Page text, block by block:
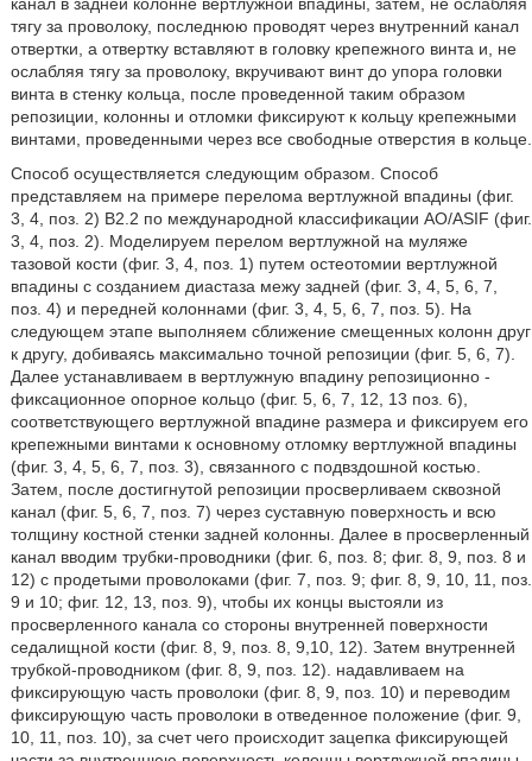
тягу за проволоку, последнюю проводят через внутренний канал
отвертки, а отвертку вставляют в головку крепежного винта и, не
ослабляя тягу за проволоку, вкручивают винт до упора головки
винта в стенку кольца, после проведенной таким образом
репозиции, колонны и отломки фиксируют к кольцу крепежными
винтами, проведенными через все свободные отверстия в кольце.
Способ осуществляется следующим образом. Способ
представляем на примере перелома вертлужной впадины (фиг.
3, 4, поз. 2) В2.2 по международной классификации AO/ASIF (фиг.
3, 4, поз. 2). Моделируем перелом вертлужной на муляже
тазовой кости (фиг. 3, 4, поз. 1) путем остеотомии вертлужной
впадины с созданием диастаза межу задней (фиг. 3, 4, 5, 6, 7,
поз. 4) и передней колоннами (фиг. 3, 4, 5, 6, 7, поз. 5). На
следующем этапе выполняем сближение смещенных колонн друг
к другу, добиваясь максимально точной репозиции (фиг. 5, 6, 7).
Далее устанавливаем в вертлужную впадину репозиционно -
фиксационное опорное кольцо (фиг. 5, 6, 7, 12, 13 поз. 6),
соответствующего вертлужной впадине размера и фиксируем его
крепежными винтами к основному отломку вертлужной впадины
(фиг. 3, 4, 5, 6, 7, поз. 3), связанного с подвздошной костью.
Затем, после достигнутой репозиции просверливаем сквозной
канал (фиг. 5, 6, 7, поз. 7) через суставную поверхность и всю
толщину костной стенки задней колонны. Далее в просверленный
канал вводим трубки-проводники (фиг. 6, поз. 8; фиг. 8, 9, поз. 8 и
12) с продетыми проволоками (фиг. 7, поз. 9; фиг. 8, 9, 10, 11, поз.
9 и 10; фиг. 12, 13, поз. 9), чтобы их концы выстояли из
просверленного канала со стороны внутренней поверхности
седалищной кости (фиг. 8, 9, поз. 8, 9,10, 12). Затем внутренней
трубкой-проводником (фиг. 8, 9, поз. 12). надавливаем на
фиксирующую часть проволоки (фиг. 8, 9, поз. 10) и переводим
фиксирующую часть проволоки в отведенное положение (фиг. 9,
10, 11, поз. 10), за счет чего происходит зацепка фиксирующей